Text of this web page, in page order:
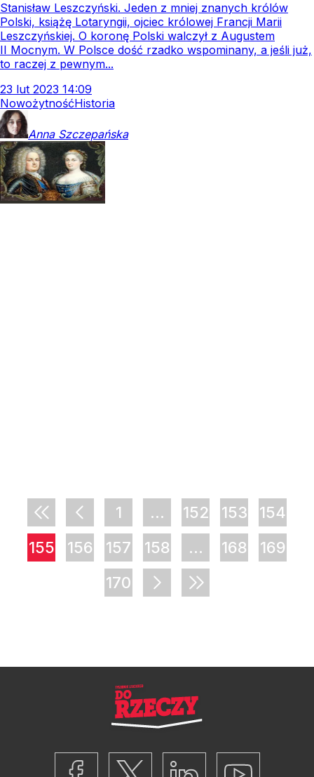
Stanisław Leszczyński. Jeden z mniej znanych królów
Polski, książę Lotaryngii, ojciec królowej Francji Marii
Leszczyńskiej. O koronę Polski walczył z Augustem
II Mocnym. W Polsce dość rzadko wspominany, a jeśli już,
to raczej z pewnym...
23 lut 2023 14:09
NowożytnośćHistoria
Anna Szczepańska
1 ... 152 153
154
155
156 157 158 ... 168
169
170